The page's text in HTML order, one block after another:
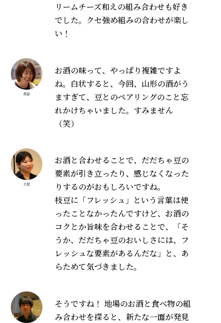
リームチーズ和えの組み合わせも好き
でした。クセ強め組みの合わせが楽し
い！
渡部
お酒の味って、やっぱり複雑ですよ
ね。白状すると、今回、山形の酒がう
ますぎて、豆とのペアリングのこと忘
れかけちゃいました。すみません
（笑）
土屋
お酒と合わせることで、だだちゃ豆の
要素が引き立ったり、感じなくなった
りするのがおもしろいですね。
枝豆に「フレッシュ」という言葉は使
ったことなかったんですけど、お酒の
コクとか旨味を合わせることで、「そ
うか、だだちゃ豆のおいしさには、フ
レッシュな要素があるんだな」と、あ
らためて気づきました。
そうですね！ 地場のお酒と食べ物の組
み合わせを探ると、新たな一面が発見